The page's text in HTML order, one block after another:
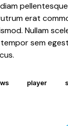
erat
Nullam
sem
player